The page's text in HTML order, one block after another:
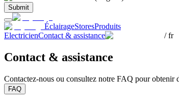
Submit
ÉclairageStoresProduits
ElectricienContact & assistance /fr
Contact & assistance
Contactez-nous ou consultez notre FAQ pour obtenir
FAQ